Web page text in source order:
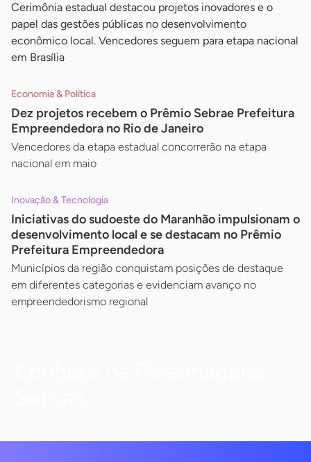
Cerimônia estadual destacou projetos inovadores e o
papel das gestões públicas no desenvolvimento
econômico local. Vencedores seguem para etapa nacional
em Brasília
Economia & Política
Dez projetos recebem o Prêmio Sebrae Prefeitura
Empreendedora no Rio de Janeiro
Vencedores da etapa estadual concorrerão na etapa
nacional em maio
Inovação & Tecnologia
Iniciativas do sudoeste do Maranhão impulsionam o
desenvolvimento local e se destacam no Prêmio
Prefeitura Empreendedora
Municípios da região conquistam posições de destaque
em diferentes categorias e evidenciam avanço no
empreendedorismo regional